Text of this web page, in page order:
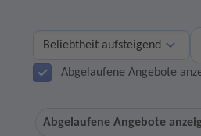
Abgelaufene Angebote
Abgelaufene Angebote